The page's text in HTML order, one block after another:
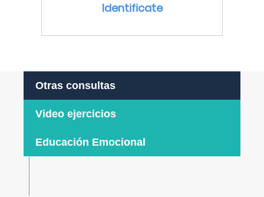
Identificate
Otras consultas
Video ejercicios
Educación Emocional